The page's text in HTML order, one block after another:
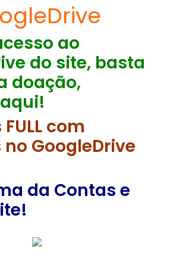
ao
do site, basta
doação,
com
GoogleDrive
da Contas e